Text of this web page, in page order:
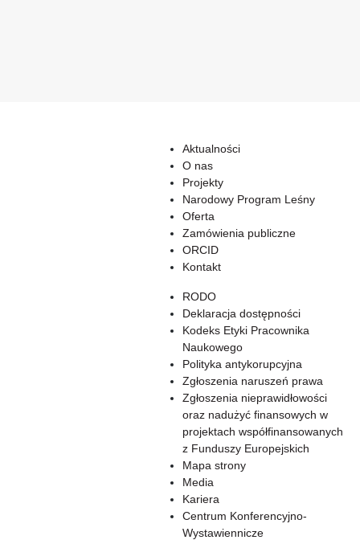
Aktualności
O nas
Projekty
Narodowy Program Leśny
Oferta
Zamówienia publiczne
ORCID
Kontakt
RODO
Deklaracja dostępności
Kodeks Etyki Pracownika
Naukowego
Polityka antykorupcyjna
Zgłoszenia naruszeń prawa
Zgłoszenia nieprawidłowości
oraz nadużyć finansowych w
projektach współfinansowanych
z Funduszy Europejskich
Mapa strony
Media
Kariera
Centrum Konferencyjno-
Wystawiennicze